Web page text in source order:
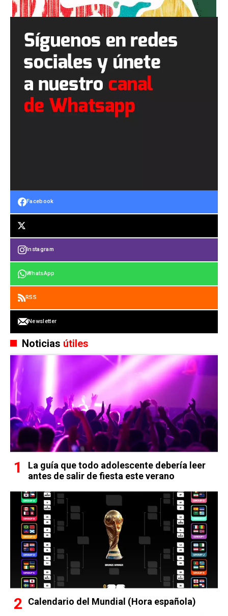
Facebook
Instagram
WhatsApp
RSS
Newsletter
Noticias útiles
La guía que todo adolescente debería leer
antes de salir de fiesta este verano
Calendario del Mundial (Hora española)